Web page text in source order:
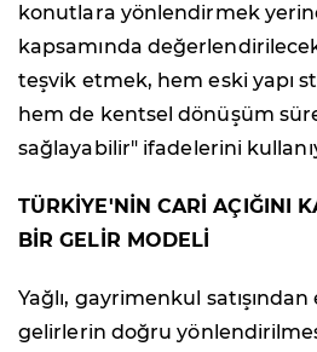
konutlara yönlendirmek
kapsamında
teşvik etmek, hem eski yapı
hem de kentsel dönüşüm
sağlayabilir" ifadelerini
TÜRKİYE'NİN CARİ AÇIĞINI
BİR GELİR MODELİ
Yağlı, gayrimenkul
gelirlerin doğru